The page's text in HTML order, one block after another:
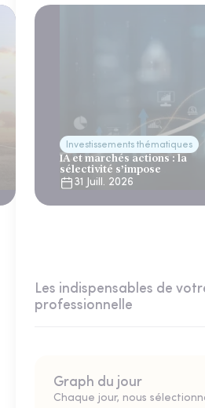
Investissements thématiques
IA et marchés actions : la
sélectivité s’impose
31 Juill. 2026
Les indispensables de
professionnelle
Graph du jour
Chaque jour, nous